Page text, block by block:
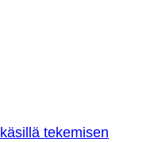
tekemisen